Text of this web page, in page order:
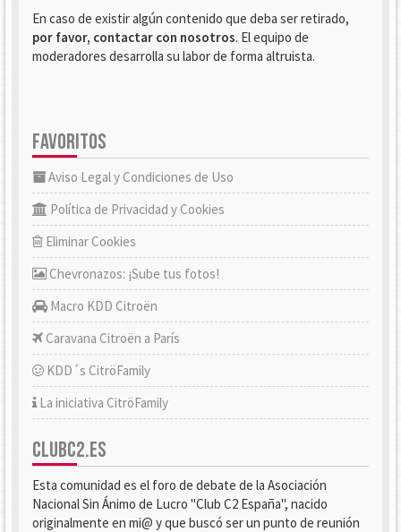
En caso de existir algún contenido que deba ser retirado,
por favor, contactar con nosotros. El equipo de
moderadores desarrolla su labor de forma altruista.
FAVORITOS
Aviso Legal y Condiciones de Uso
Política de Privacidad y Cookies
Eliminar Cookies
Chevronazos: ¡Sube tus fotos!
Macro KDD Citroën
Caravana Citroën a París
KDD´s CitröFamily
La iniciativa CitröFamily
CLUBC2.ES
Esta comunidad es el foro de debate de la Asociación
Nacional Sin Ánimo de Lucro "Club C2 España", nacido
originalmente en mi@ y que buscó ser un punto de reunión